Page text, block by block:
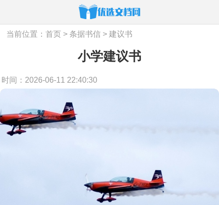
当前位置：首页 >条据书信 > 建议书
小学建议书
时间：2026-06-11 22:40:30